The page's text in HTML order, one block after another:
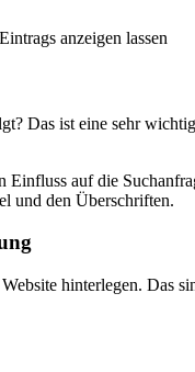
anzeigen lassen
Das ist eine sehr
auf die
und den Überschriften.
hinterlegen. Das